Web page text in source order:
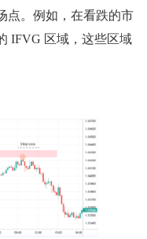
点。例如，在看跌的市
IFVG 区域，这些区域